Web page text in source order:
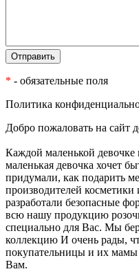
* - обязательные поля
Политика
Добро пожаловать на сайт
Каждой маленькой
маленькая девочка хочет
придумали, как подарить
производителей косметики
разработали безопасные
всю нашу продукцию
специально для Вас. Мы
коллекцию И очень рады,
покупательницы и их
Вам.